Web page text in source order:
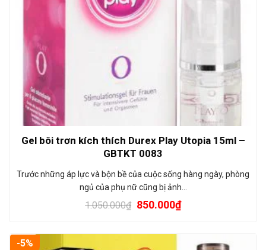
Gel bôi trơn kích thích Durex Play Utopia 15ml –
GBTKT 0083
Trước những áp lực và bộn bề của cuộc sống hàng ngày, phòng
ngủ của phụ nữ cũng bị ảnh…
1.050.000₫ 850.000₫
-5%